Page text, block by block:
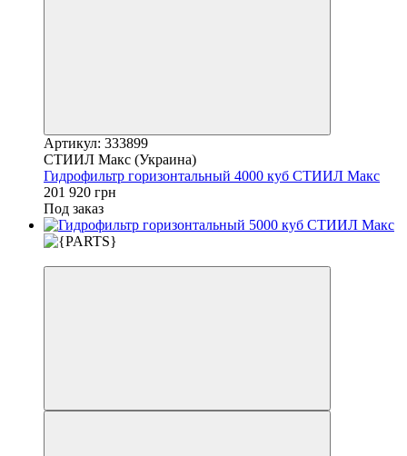
Артикул: 333899
СТИИЛ Макс (Украина)
Гидрофильтр горизонтальный 4000 куб СТИИЛ Макс
201 920 грн
Под заказ